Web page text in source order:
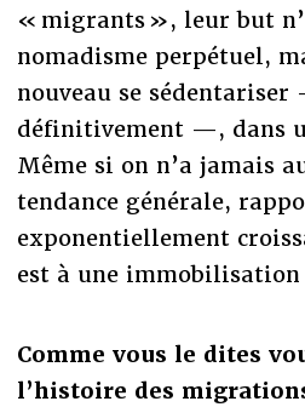
« migrants », leur but
nomadisme perpétuel,
nouveau se
définitivement —, dans
Même si on n’a jamais
tendance générale,
exponentiellement
est à une immobilisation
Comme vous le dites
l’histoire des